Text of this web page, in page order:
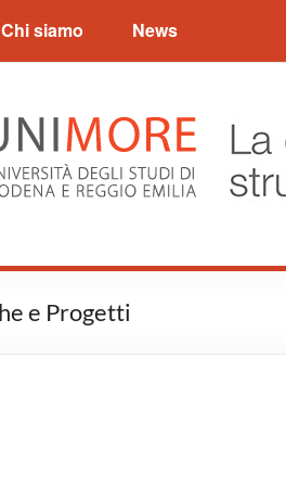
storica
Chi siamo News
e Progetti